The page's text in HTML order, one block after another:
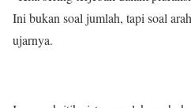
Ini bukan soal jumlah, tapi soal
ujarnya.